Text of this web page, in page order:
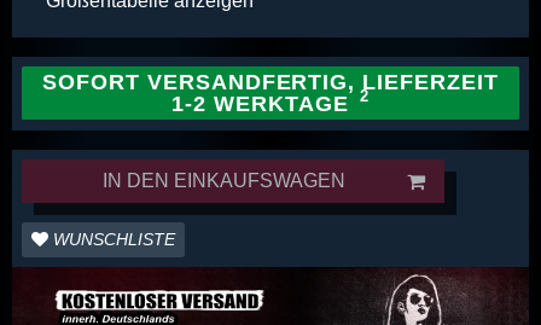
SOFORT VERSANDFERTIG, LIEFERZEIT
1-2 WERKTAGE
IN DEN EINKAUFSWAGEN
WUNSCHLISTE